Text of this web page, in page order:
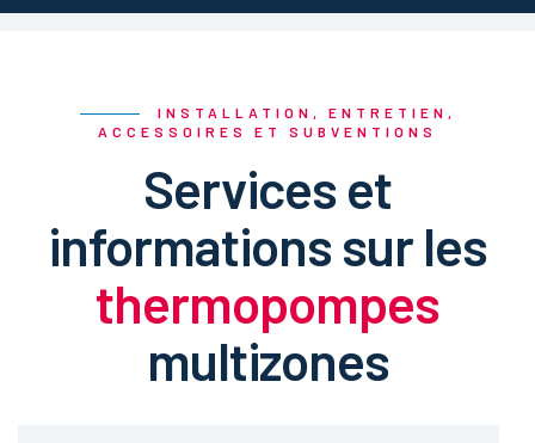
INSTALLATION, ENTRETIEN,
ACCESSOIRES ET SUBVENTIONS
Services et
informations sur les
thermopompes
multizones